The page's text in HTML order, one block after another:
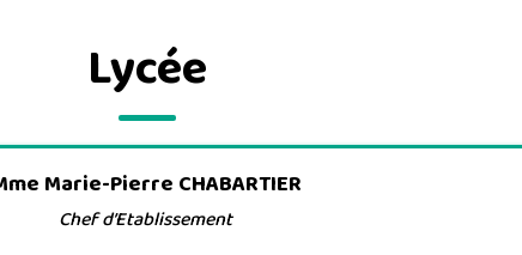
Lycée
Marie-Pierre CHABARTIER
Chef d’Etablissement